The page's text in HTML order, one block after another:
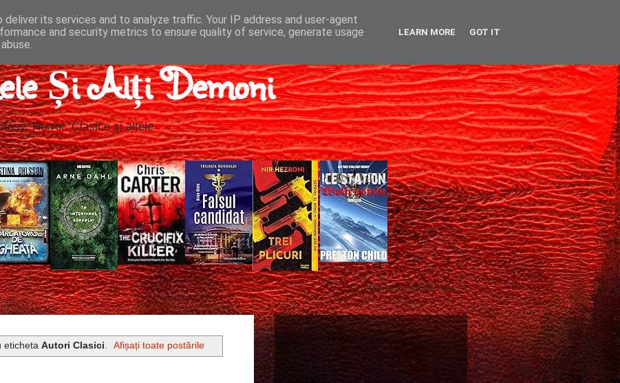
Și Alți Demoni
Horror, Clasice și altele
Gică Andreica's favorite books »
eticheta Autori Clasici. Afișați toate postările
its services and to analyze traffic. Your IP address and user-agent
and security metrics to ensure quality of service, generate usage
LEARN MORE GOT IT